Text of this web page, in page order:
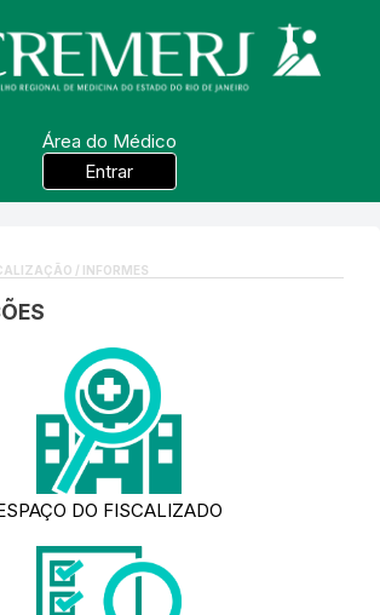
Área do Médico
Entrar
/ INFORMES
DO FISCALIZADO